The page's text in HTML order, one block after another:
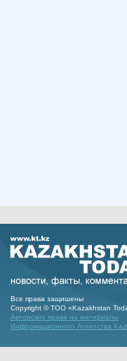
Все права защишены
Copyright © ТОО «Kazakhstan
Авторские права на материалы
Информационного Агентства